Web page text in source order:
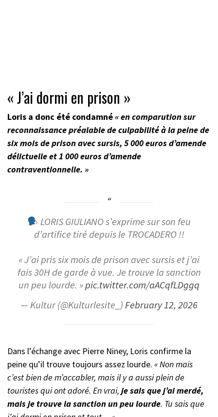
« J’ai dormi en prison »
Loris a donc été condamné« en comparution sur
reconnaissance préalable de culpabilité à la peine de
six mois de prison avec sursis, 5 000 euros d’amende
délictuelle et 1 000 euros d’amende
contraventionnelle. »
LORIS GIULIANO s’exprime sur son feu
d’artifice tiré depuis le TROCADERO !!
« J’ai pris six mois de prison avec sursis et j’ai
fais 30H de garde à vue. Je trouve la sanction
un peu lourde. »pic.twitter.com/aACqfLDggq
— Kultur (@Kulturlesite_)February 12, 2026
Dans l’échange avec Pierre Niney, Loris confirme la
peine qu’il trouve toujours assez lourde. « Non mais
c’est bien de m’accabler, mais il y a aussi plein de
touristes qui ont adoré. En vrai, je sais que j’ai merdé,
mais je trouve la sanction un peu lourde. Tu sais que